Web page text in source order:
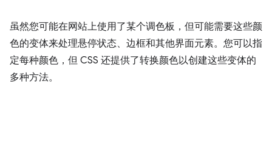
虽然您可能在网站上使用了某个调色板，但可能需要这些颜
色的变体来处理悬停状态、边框和其他界面元素。您可以指
定每种颜色，但 CSS 还提供了转换颜色以创建这些变体的
多种方法。